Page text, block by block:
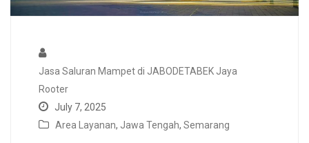
Jasa Saluran Mampet di JABODETABEK Jaya
Rooter
July 7, 2025
Area Layanan, Jawa Tengah, Semarang